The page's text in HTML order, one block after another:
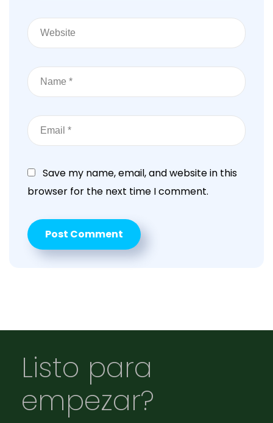
Save my name, email, and website in this
browser for the next time I comment.
Listo para
empezar?